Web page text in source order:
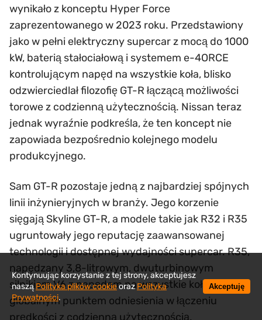
wynikało z konceptu Hyper Force
zaprezentowanego w 2023 roku. Przedstawiony
jako w pełni elektryczny supercar z mocą do 1000
kW, baterią stałociałową i systemem e-4ORCE
kontrolującym napęd na wszystkie koła, blisko
odzwierciedlał filozofię GT-R łączącą możliwości
torowe z codzienną użytecznością. Nissan teraz
jednak wyraźnie podkreśla, że ten koncept nie
zapowiada bezpośrednio kolejnego modelu
produkcyjnego.
Sam GT-R pozostaje jedną z najbardziej spójnych
linii inżynieryjnych w branży. Jego korzenie
sięgają Skyline GT-R, a modele takie jak R32 i R35
ugruntowały jego reputację zaawansowanej
technologii i dostępnej wydajności supercar. R35,
napędzany 3,8-litrowym, dwuturbinowym
silnikiem V6 z napędem na wszystkie koła, stał się
globalnym punktem odniesienia w łączeniu
prędkości z codzienną użytecznością.
Kontynuując korzystanie z tej strony, akceptujesz
nasząPolityka plików cookieorazPolityka
Prywatności.
Akceptuję